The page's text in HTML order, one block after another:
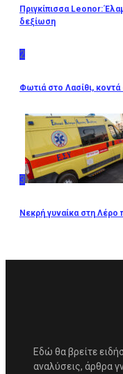
Πριγκίπισσα Leonor:
δεξίωση
2
Φωτιά στο Λασίθι,
3
Νεκρή γυναίκα στη
Εδώ θα βρείτε
αναλύσεις, άρθρα